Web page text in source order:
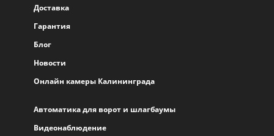
Доставка
Гарантия
Блог
Новости
Онлайн камеры Калининграда
Автоматика для ворот и шлагбаумы
Видеонаблюдение